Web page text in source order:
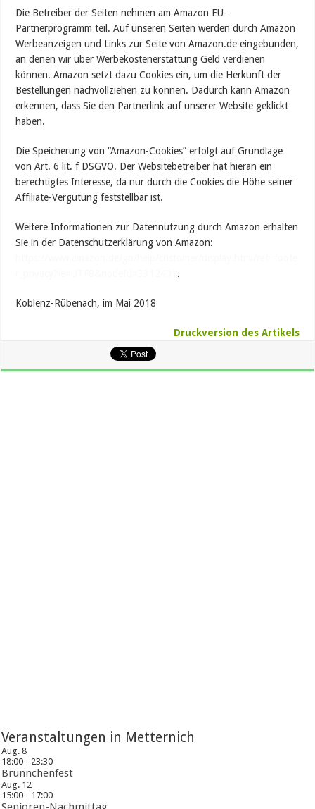
Die Betreiber der Seiten nehmen am Amazon EU-
Partnerprogramm teil. Auf unseren Seiten werden durch Amazon
Werbeanzeigen und Links zur Seite von Amazon.de eingebunden,
an denen wir über Werbekostenerstattung Geld verdienen
können. Amazon setzt dazu Cookies ein, um die Herkunft der
Bestellungen nachvollziehen zu können. Dadurch kann Amazon
erkennen, dass Sie den Partnerlink auf unserer Website geklickt
haben.
Die Speicherung von “Amazon-Cookies” erfolgt auf Grundlage
von Art. 6 lit. f DSGVO. Der Websitebetreiber hat hieran ein
berechtigtes Interesse, da nur durch die Cookies die Höhe seiner
Affiliate-Vergütung feststellbar ist.
Weitere Informationen zur Datennutzung durch Amazon erhalten
Sie in der Datenschutzerklärung von Amazon:
.
Koblenz-Rübenach, im Mai 2018
Druckversion des Artikels
Veranstaltungen in Metternich
Aug.8
18:00 - 23:30
Brünnchenfest
Aug. 12
15:00 - 17:00